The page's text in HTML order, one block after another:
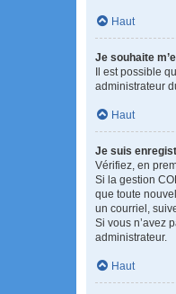
Haut
Je souhaite
Il est possible
administrateur
Haut
Je suis
Vérifiez, en
Si la gestion
que toute
un courriel,
Si vous n’avez
administrateur.
Haut